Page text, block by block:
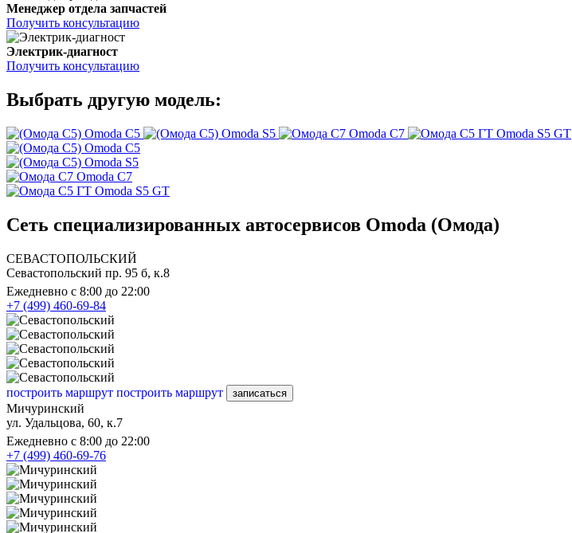
Менеджер отдела запчастей
Получить консультацию
Электрик-диагност
Получить консультацию
Выбрать другую модель:
Omoda C5 Omoda S5 Omoda C7
Omoda S5 GT
Omoda C5
Omoda S5
Omoda C7
Omoda S5 GT
Сеть специализированных автосервисов Omoda (Омода)
СЕВАСТОПОЛЬСКИЙ
Севастопольский пр. 95 б, к.8
Ежедневно с 8:00 до 22:00
+7 (499) 460-69-84
построить маршрут построить маршрут записаться
Мичуринский
ул. Удальцова, 60, к.7
Ежедневно с 8:00 до 22:00
+7 (499) 460-69-76